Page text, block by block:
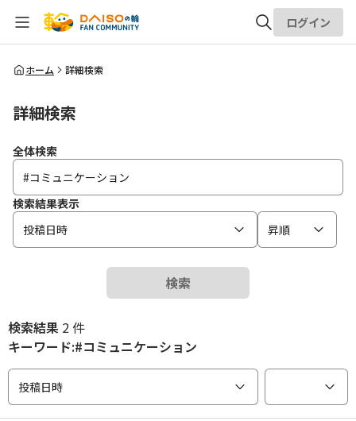
全体検索
ログイン
ホーム 詳細検索
詳細検索
全体検索
検索結果表示
投稿日時
昇順
検索
検索結果 2 件
キーワード:#コミュニケーション
投稿日時